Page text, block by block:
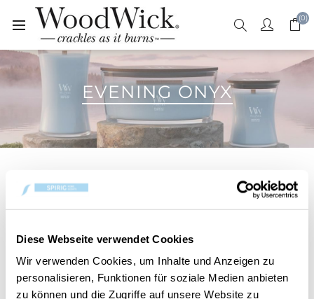
Diese Webseite verwendet Cookies
Wir verwenden Cookies, um Inhalte und Anzeigen zu
personalisieren, Funktionen für soziale Medien anbieten
zu können und die Zugriffe auf unsere Website zu
(0)
EVENING ONYX
Al calar del sole, una fragranza misteriosa riempie
l'aria: fresca, elegante e rilassante. Evening Onyx
combina le note chiare dei petali di gelsomino, la
sensualità del legno di sandalo per creare
un'esperienza di fragranza sofisticata. Lo stoppino
in legno naturale produce un delicato crepitio e